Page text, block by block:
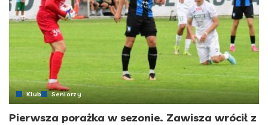
Klub Seniorzy
Pierwsza porażka w sezonie. Zawisza wrócił z